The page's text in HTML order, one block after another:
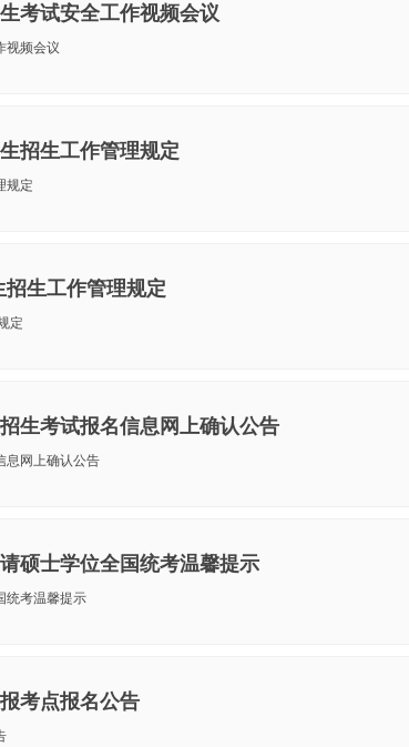
考试安全工作视频会议
视频会议
招生工作管理规定
规定
生工作管理规定
定
生考试报名信息网上确认公告
息网上确认公告
硕士学位全国统考温馨提示
统考温馨提示
考点报名公告